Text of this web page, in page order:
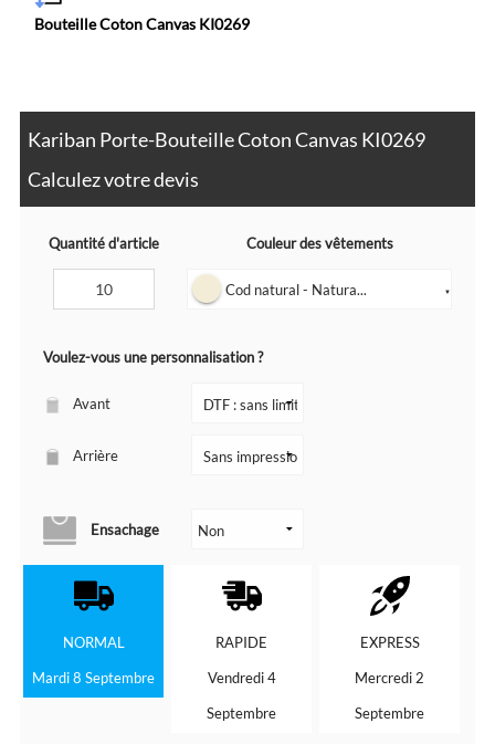
Bouteille Coton Canvas KI0269
Kariban Porte-Bouteille Coton Canvas KI0269
Calculez votre devis
Quantité d'article Couleur des vêtements
Cod natural - Natura... ▼
Voulez-vous une personnalisation ?
Avant
Arrière
Ensachage
NORMAL
Mardi 8 Septembre
RAPIDE
Vendredi 4
Septembre
EXPRESS
Mercredi 2
Septembre